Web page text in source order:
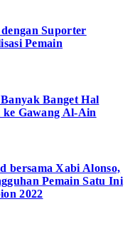
Suporter
Pemain
Banget Hal
ke Gawang Al-Ain
bersama Xabi Alonso,
Pemain Satu Ini
2022